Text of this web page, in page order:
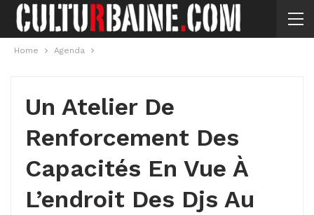
Home Agenda
Un Atelier De
Renforcement Des
Capacités En Vue À
L’endroit Des Djs Au